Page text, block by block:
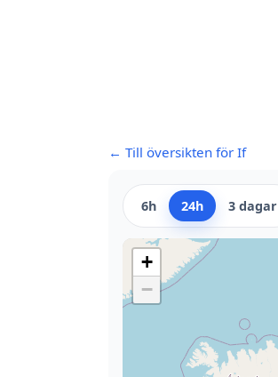
← Till översikten för If
6h 24h 3 dagar
+
−